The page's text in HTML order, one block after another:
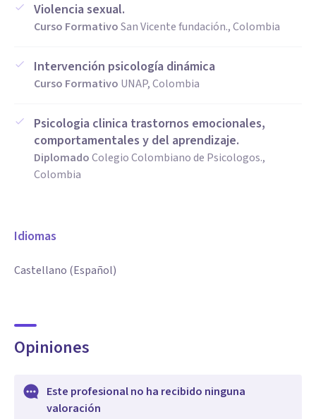
Violencia sexual.
Curso FormativoSan Vicente fundación., Colombia
Intervención psicología dinámica
Curso Formativo UNAP, Colombia
Psicologia clinica trastornos emocionales,
comportamentales y del aprendizaje.
DiplomadoColegio Colombiano de Psicologos.,
Colombia
Idiomas
Castellano (Español)
Opiniones
Este profesional no ha recibido ninguna
valoración